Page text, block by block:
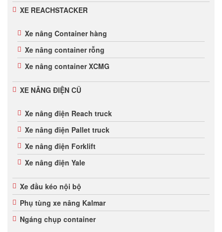
XE REACHSTACKER
Xe nâng Container hàng
Xe nâng container rỗng
Xe nâng container XCMG
XE NÂNG ĐIỆN CŨ
Xe nâng điện Reach truck
Xe nâng điện Pallet truck
Xe nâng điện Forklift
Xe nâng điện Yale
Xe đầu kéo nội bộ
Phụ tùng xe nâng Kalmar
Ngáng chụp container